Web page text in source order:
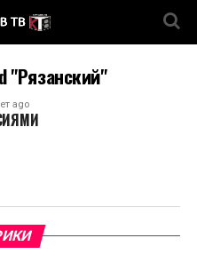
"Рязанский"
ago